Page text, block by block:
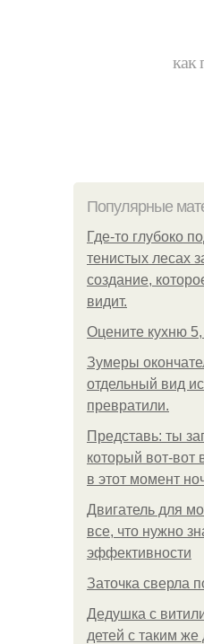
как
Популярные
Где-то глубоко
тенистых лесах
создание,
видит.
Оцените кухню 5,
Зумеры
отдельный вид
превратили.
Представь: ты
который вот-вот
в этот момент
Двигатель для
все, что нужно
эффективности
Заточка сверла
Дедушка с
детей с таким же